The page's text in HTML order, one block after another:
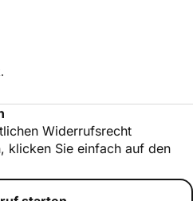
Widerrufsrecht
klicken Sie einfach auf den